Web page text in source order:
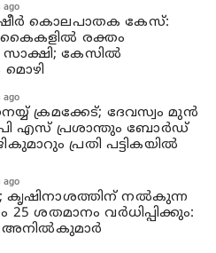
ago
കൊലപാതക കേസ്:
കൈകളില്‍ രക്തം
കേസില്‍
ago
ക്രമക്കേട്; ദേവസ്വം മുന്‍
എസ് പ്രശാന്തും ബോര്‍ഡ്
പ്രതി പട്ടികയിൽ
ago
കൃഷിനാശത്തിന് നല്‍കുന്ന
ശതമാനം വര്‍ധിപ്പിക്കും:
അനില്‍കുമാര്‍